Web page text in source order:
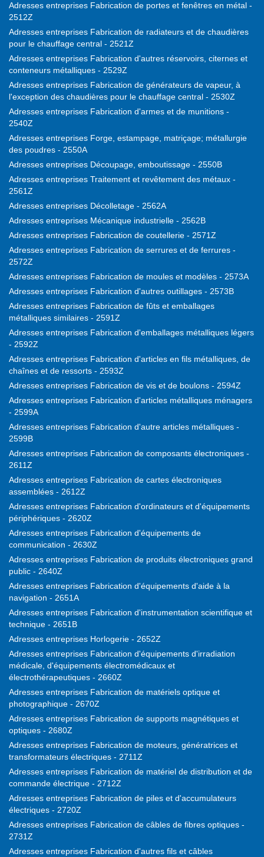
Adresses entreprises Fabrication de portes et fenêtres en métal -
2512Z
Adresses entreprises Fabrication de radiateurs et de chaudières
pour le chauffage central - 2521Z
Adresses entreprises Fabrication d'autres réservoirs, citernes et
conteneurs métalliques - 2529Z
Adresses entreprises Fabrication de générateurs de vapeur, à
l'exception des chaudières pour le chauffage central - 2530Z
Adresses entreprises Fabrication d'armes et de munitions -
2540Z
Adresses entreprises Forge, estampage, matriçage; métallurgie
des poudres - 2550A
Adresses entreprises Découpage, emboutissage - 2550B
Adresses entreprises Traitement et revêtement des métaux -
2561Z
Adresses entreprises Décolletage - 2562A
Adresses entreprises Mécanique industrielle - 2562B
Adresses entreprises Fabrication de coutellerie - 2571Z
Adresses entreprises Fabrication de serrures et de ferrures -
2572Z
Adresses entreprises Fabrication de moules et modèles - 2573A
Adresses entreprises Fabrication d'autres outillages - 2573B
Adresses entreprises Fabrication de fûts et emballages
métalliques similaires - 2591Z
Adresses entreprises Fabrication d'emballages métalliques légers
- 2592Z
Adresses entreprises Fabrication d'articles en fils métalliques, de
chaînes et de ressorts - 2593Z
Adresses entreprises Fabrication de vis et de boulons - 2594Z
Adresses entreprises Fabrication d'articles métalliques ménagers
- 2599A
Adresses entreprises Fabrication d'autre articles métalliques -
2599B
Adresses entreprises Fabrication de composants électroniques -
2611Z
Adresses entreprises Fabrication de cartes électroniques
assemblées - 2612Z
Adresses entreprises Fabrication d'ordinateurs et d'équipements
périphériques - 2620Z
Adresses entreprises Fabrication d'équipements de
communication - 2630Z
Adresses entreprises Fabrication de produits électroniques grand
public - 2640Z
Adresses entreprises Fabrication d'équipements d'aide à la
navigation - 2651A
Adresses entreprises Fabrication d'instrumentation scientifique et
technique - 2651B
Adresses entreprises Horlogerie - 2652Z
Adresses entreprises Fabrication d'équipements d'irradiation
médicale, d'équipements électromédicaux et
électrothérapeutiques - 2660Z
Adresses entreprises Fabrication de matériels optique et
photographique - 2670Z
Adresses entreprises Fabrication de supports magnétiques et
optiques - 2680Z
Adresses entreprises Fabrication de moteurs, génératrices et
transformateurs électriques - 2711Z
Adresses entreprises Fabrication de matériel de distribution et de
commande électrique - 2712Z
Adresses entreprises Fabrication de piles et d'accumulateurs
électriques - 2720Z
Adresses entreprises Fabrication de câbles de fibres optiques -
2731Z
Adresses entreprises Fabrication d'autres fils et câbles